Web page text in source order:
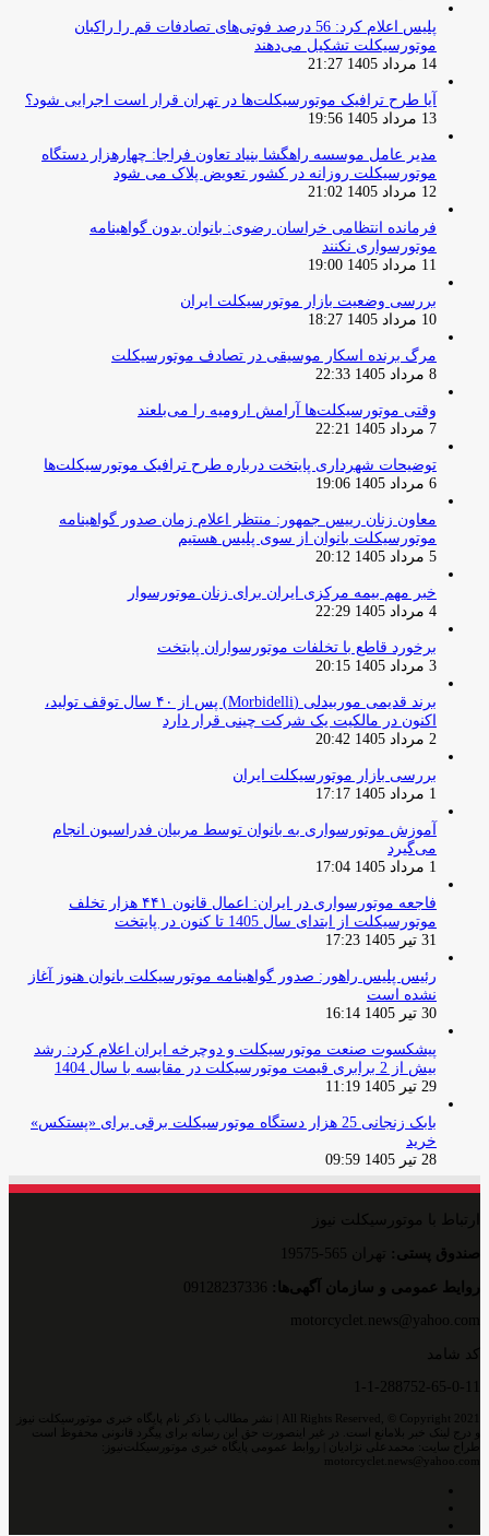
پلیس اعلام کرد: 56 درصد فوتی‌های تصادفات قم را راکبان
موتورسیکلت تشکیل می‌دهند
14 مرداد 1405 21:27
آیا طرح ترافیک موتورسیکلت‌ها در تهران قرار است اجرایی شود؟
13 مرداد 1405 19:56
مدیر عامل موسسه راهگشا بنیاد تعاون فراجا: چهارهزار دستگاه
موتورسیکلت روزانه در کشور تعویض پلاک می شود
12 مرداد 1405 21:02
فرمانده انتظامی خراسان رضوی: بانوان بدون گواهینامه
موتورسواری نکنند
11 مرداد 1405 19:00
بررسی وضعیت بازار موتورسیکلت ایران
10 مرداد 1405 18:27
مرگ برنده اسکار موسیقی در تصادف موتورسیکلت
8 مرداد 1405 22:33
وقتی موتورسیکلت‌ها آرامش ارومیه را می‌بلعند
7 مرداد 1405 22:21
توضیحات شهرداری پایتخت درباره طرح ترافیک موتورسیکلت‌ها
6 مرداد 1405 19:06
معاون زنان رییس جمهور: منتظر اعلام زمان صدور گواهینامه
موتورسیکلت بانوان از سوی پلیس هستیم
5 مرداد 1405 20:12
خبر مهم بیمه مرکزی ایران برای زنان موتورسوار
4 مرداد 1405 22:29
برخورد قاطع با تخلفات موتورسواران پایتخت
3 مرداد 1405 20:15
برند قدیمی موربیدلی (Morbidelli) پس از ۴۰ سال توقف تولید،
اکنون در مالکیت یک شرکت چینی قرار دارد
2 مرداد 1405 20:42
بررسی بازار موتورسیکلت ایران
1 مرداد 1405 17:17
آموزش موتورسواری به بانوان توسط مربیان فدراسیون انجام
می‌گیرد
1 مرداد 1405 17:04
فاجعه موتورسواری در ایران: اعمال قانون ۴۴۱ هزار تخلف
موتورسیکلت از ابتدای سال 1405 تا کنون در پایتخت
31 تیر 1405 17:23
رئیس پلیس راهور: صدور گواهینامه موتورسیکلت بانوان هنوز آغاز
نشده است
30 تیر 1405 16:14
پیشکسوت صنعت موتورسیکلت و دوچرخه ایران اعلام کرد: رشد
بیش از 2 برابری قیمت موتورسیکلت در مقایسه با سال 1404
29 تیر 1405 11:19
بابک زنجانی 25 هزار دستگاه موتورسیکلت برقی برای «پستکس»
خرید
28 تیر 1405 09:59
ارتباط با موتورسیکلت نیوز
صندوق پستی: تهران 565-19575
روایط عمومی و سازمان آگهی‌ها:
motorcyclet.news@yahoo.com
کد شامد
1-1-288752-65-0-11
All Rights Reserved, © Copyright 2021 | نشر مطالب با ذکر نام پایگاه خبری موتورسیکلت نیوز
و درج لینک خبر بلامانع است. در غیر اینصورت حق این رسانه برای پیگرد قانونی محفوظ است
طراح سایت: محمدعلی نژادیان | روابط عمومی پایگاه خبری موتورسیکلت‌نیوز:
motorcyclet.news@yahoo.com